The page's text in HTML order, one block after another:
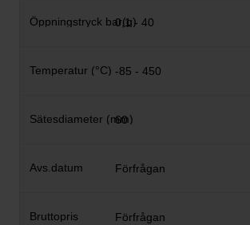
0,1 - 40
-85 - 450
60
Förfrågan
Förfrågan